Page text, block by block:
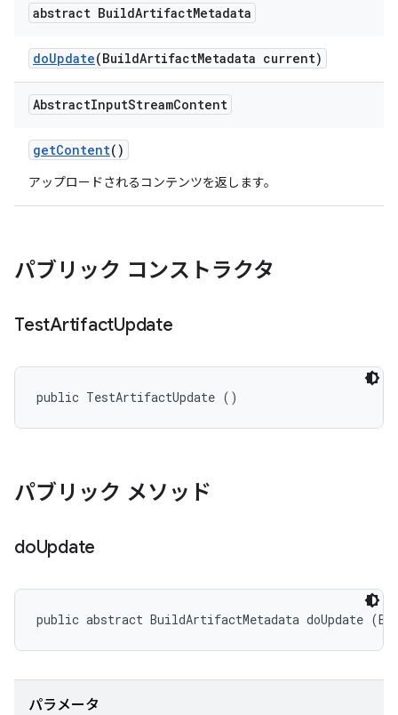
abstract BuildArtifactMetadata
doUpdate(BuildArtifactMetadata current)
AbstractInputStreamContent
getContent()
アップロードされるコンテンツを返します。
パブリック コンストラクタ
TestArtifactUpdate
public TestArtifactUpdate ()
パブリック メソッド
doUpdate
public abstract BuildArtifactMetadata doUpdate
パラメータ